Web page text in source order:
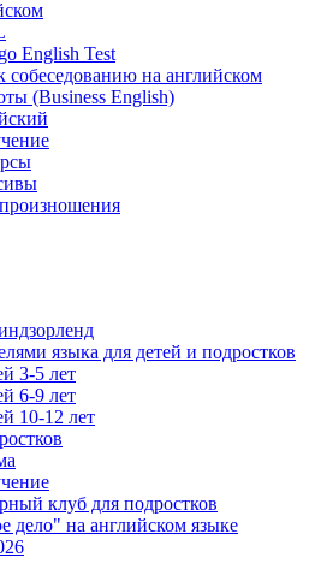
English Test
собеседованию на английском
(Business English)
языка для детей и подростков
3-5 лет
6-9 лет
10-12 лет
клуб для подростков
дело" на английском языке